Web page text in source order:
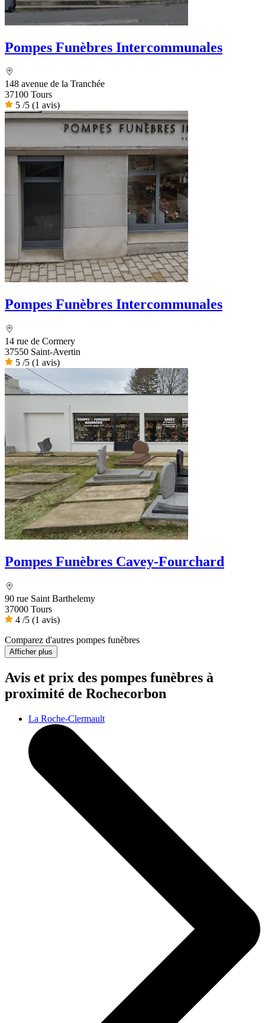
Pompes Funèbres Intercommunales
148 avenue de la Tranchée
37100 Tours
5 /5 (1 avis)
Pompes Funèbres Intercommunales
14 rue de Cormery
37550 Saint-Avertin
5 /5 (1 avis)
Pompes Funèbres Cavey-Fourchard
90 rue Saint Barthelemy
37000 Tours
4 /5 (1 avis)
Comparez d'autres pompes funèbres
Afficher plus
Avis et prix des pompes funèbres à
proximité de Rochecorbon
La Roche-Clermault